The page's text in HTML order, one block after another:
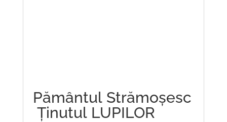
Pământul Strămoșesc
Ținutul LUPILOR